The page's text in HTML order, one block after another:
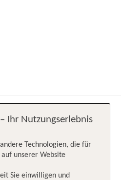
Ihr Nutzungserlebnis
Technologien, die für
auf unserer Website
Sie einwilligen und